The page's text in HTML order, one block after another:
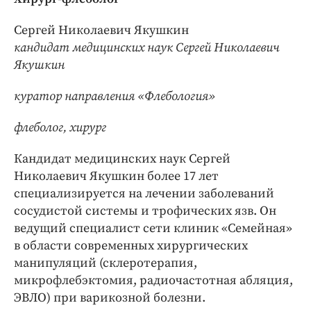
Сергей Николаевич Якушкин
кандидат медицинских наук Сергей Николаевич
Якушкин
куратор направления «Флебология»
флеболог, хирург
Кандидат медицинских наук Сергей
НиколаевичЯкушкин более 17 лет
специализируется на лечении заболеваний
сосудистой системы и трофических язв. Он
ведущий специалист сети клиник «Семейная»
в области современных хирургических
манипуляций (склеротерапия,
микрофлебэктомия, радиочастотная абляция,
ЭВЛО) при варикозной болезни.